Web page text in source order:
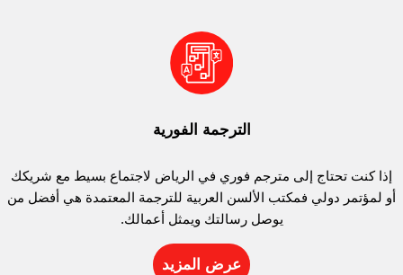
الترجمة الفورية
إذا كنت تحتاج إلى مترجم فوري في الرياض لاجتماع بسيط مع شريكك
أو لمؤتمر دولي فمكتب الألسن العربية للترجمة المعتمدة هي أفضل من
يوصل رسالتك ويمثل أعمالك.
عرض المزيد